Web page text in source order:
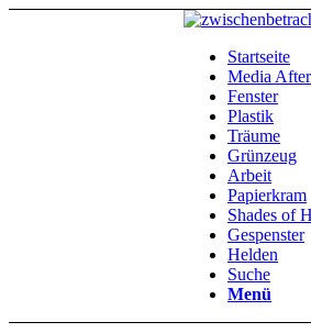
Startseite
Media
Fenster
Plastik
Träume
Grünzeug
Arbeit
Papierkram
Shades of
Gespenster
Helden
Suche
Menü